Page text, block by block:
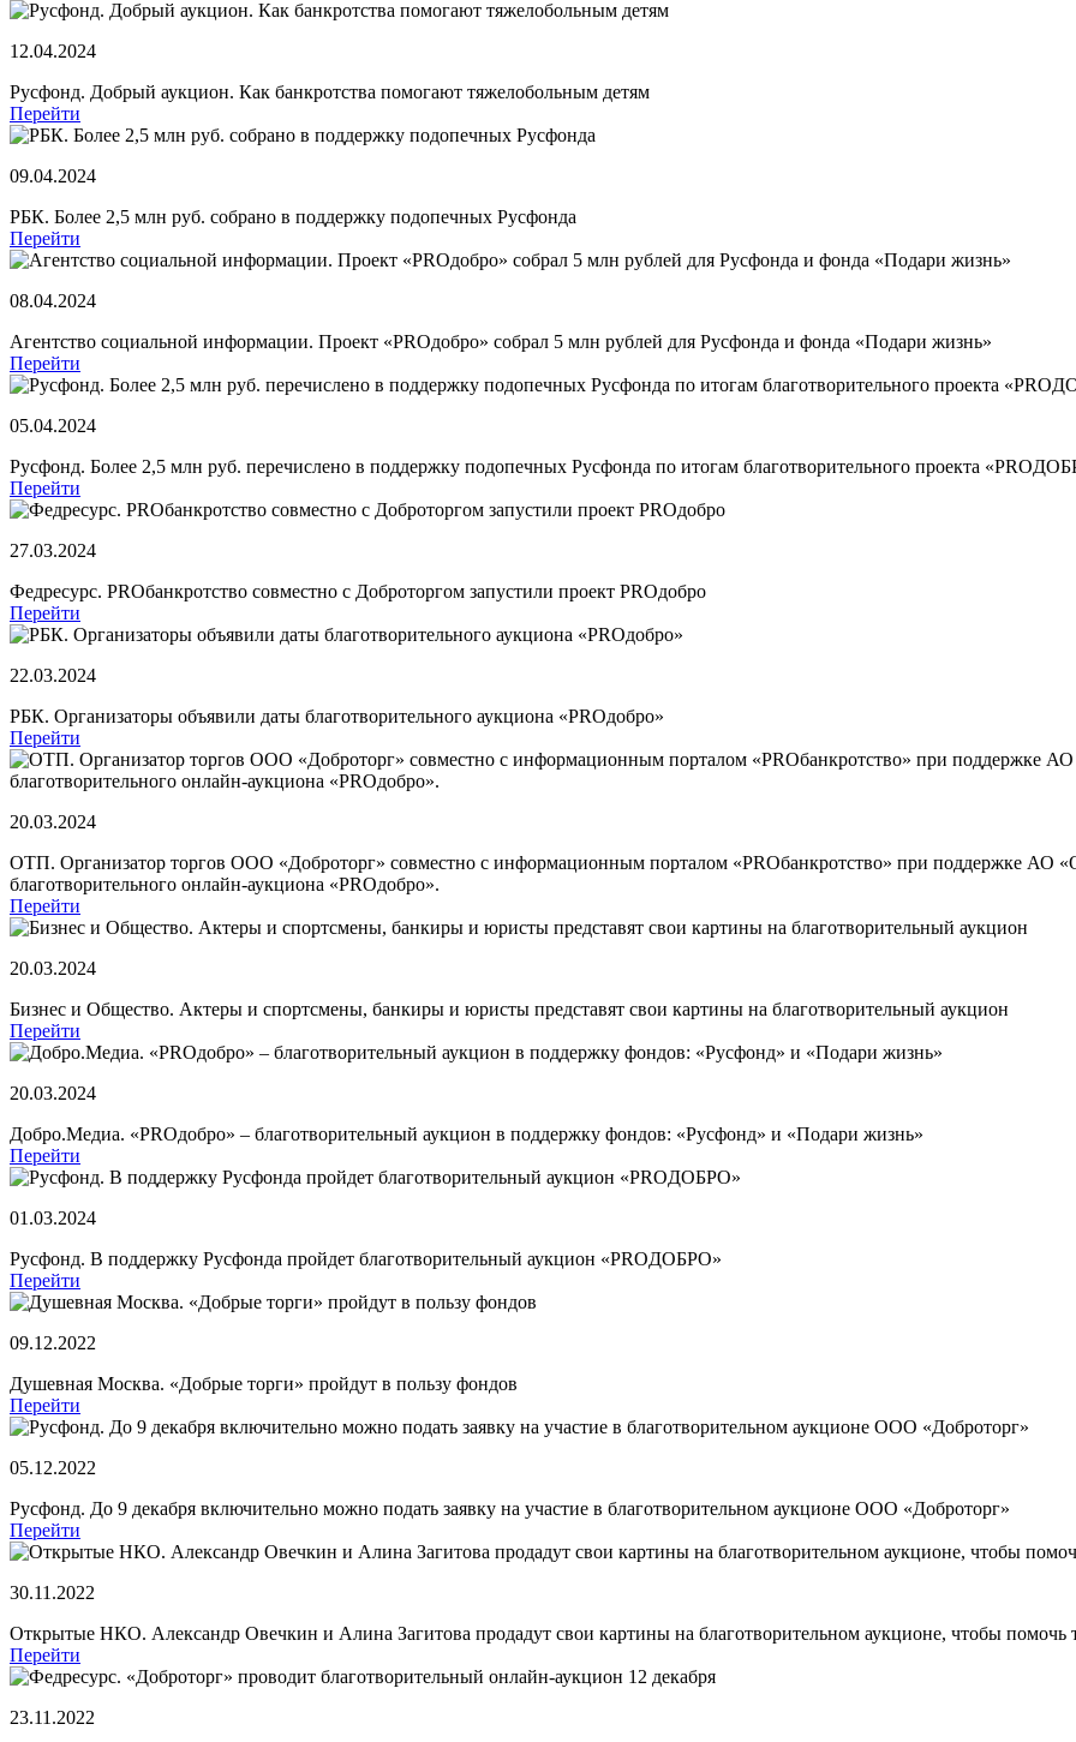
12.04.2024
Русфонд. Добрый аукцион. Как банкротства помогают тяжелобольным детям
Перейти
09.04.2024
РБК. Более 2,5 млн руб. собрано в поддержку подопечных Русфонда
Перейти
08.04.2024
Агентство социальной информации. Проект «PROдобро» собрал 5 млн рублей для Русфонда и фонда «Подари жизнь»
Перейти
05.04.2024
Русфонд. Более 2,5 млн руб. перечислено в поддержку подопечных Русфонда по итогам благотворительного проекта
Перейти
27.03.2024
Федресурс. PROбанкротство совместно с Доброторгом запустили проект PROдобро
Перейти
22.03.2024
РБК. Организаторы объявили даты благотворительного аукциона «PROдобро»
Перейти
20.03.2024
ОТП. Организатор торгов ООО «Доброторг» совместно с информационным порталом «PROбанкротство» при поддержке АО
благотворительного онлайн-аукциона «PROдобро».
Перейти
20.03.2024
Бизнес и Общество. Актеры и спортсмены, банкиры и юристы представят свои картины на благотворительный аукцион
Перейти
20.03.2024
Добро.Медиа. «PROдобро» – благотворительный аукцион в поддержку фондов: «Русфонд» и «Подари жизнь»
Перейти
01.03.2024
Русфонд. В поддержку Русфонда пройдет благотворительный аукцион «PROДОБРО»
Перейти
09.12.2022
Душевная Москва. «Добрые торги» пройдут в пользу фондов
Перейти
05.12.2022
Русфонд. До 9 декабря включительно можно подать заявку на участие в благотворительном аукционе ООО «Доброторг»
Перейти
30.11.2022
Открытые НКО. Александр Овечкин и Алина Загитова продадут свои картины на благотворительном аукционе, чтобы помочь
Перейти
23.11.2022